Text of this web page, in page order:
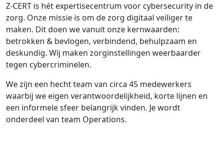
Z-CERT is hét expertisecentrum voor cybersecurity in de
zorg. Onze missie is om de zorg digitaal veiliger te
maken. Dit doen we vanuit onze kernwaarden:
betrokken & bevlogen, verbindend, behulpzaam en
deskundig. Wij maken zorginstellingen weerbaarder
tegen cybercriminelen.
We zijn een hecht team van circa 45 medewerkers
waarbij we eigen verantwoordelijkheid, korte lijnen en
een informele sfeer belangrijk vinden. Je wordt
onderdeel van team Operations.